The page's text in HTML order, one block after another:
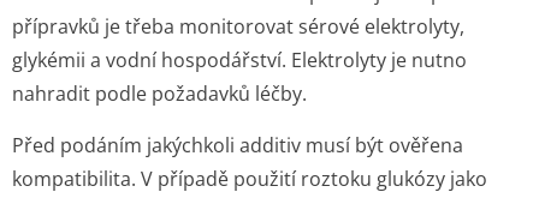
přípravků je třeba monitorovat sérové elektrolyty,
glykémii a vodní hospodářství. Elektrolyty je nutno
nahradit podle požadavků léčby.
Před podáním jakýchkoli additiv musí být ověřena
kompatibilita. V případě použití roztoku glukózy jako